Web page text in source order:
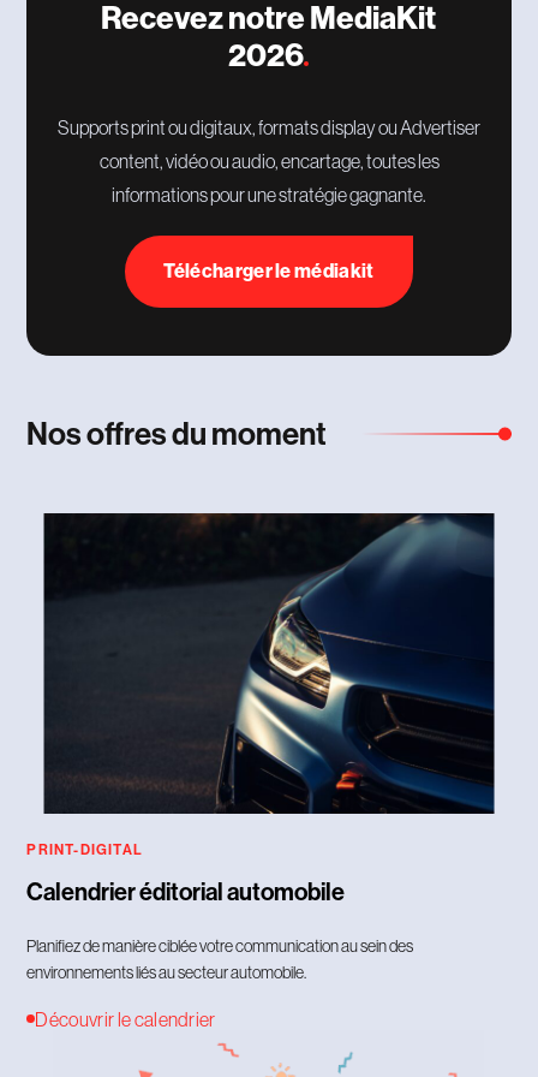
Recevez notre MediaKit
2026
Supports print ou digitaux, formats display ou Advertiser
content, vidéo ou audio, encartage, toutes les
informations pour une stratégie gagnante.
Télécharger le médiakit
Nos offres du moment
PRINT-DIGITAL
Calendrier éditorial automobile
Planifiez de manière ciblée votre communication au sein des
environnements liés au secteur automobile.
Découvrir le calendrier